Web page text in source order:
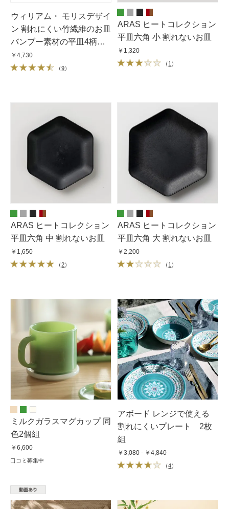
ウィリアム・ モリスデザイ
ン 割れにくい竹繊維のお皿
バンブー素材の平皿4柄
セット
￥4,730
（9）
ARAS ヒートコレクション
平皿六角 小 割れないお皿
￥1,320
（ 1 ）
ARAS ヒートコレクション
平皿六角 中 割れないお皿
￥1,650
（2）
ARAS ヒートコレクション
平皿六角 大 割れないお皿
￥2,200
（ 1 ）
ミルクガラスマグカップ 同
色2個組
￥6,600
口コミ募集中
アボード レンジで使える
割れにくいプレート 2枚
組
￥3,080 - ￥4,840
（4）